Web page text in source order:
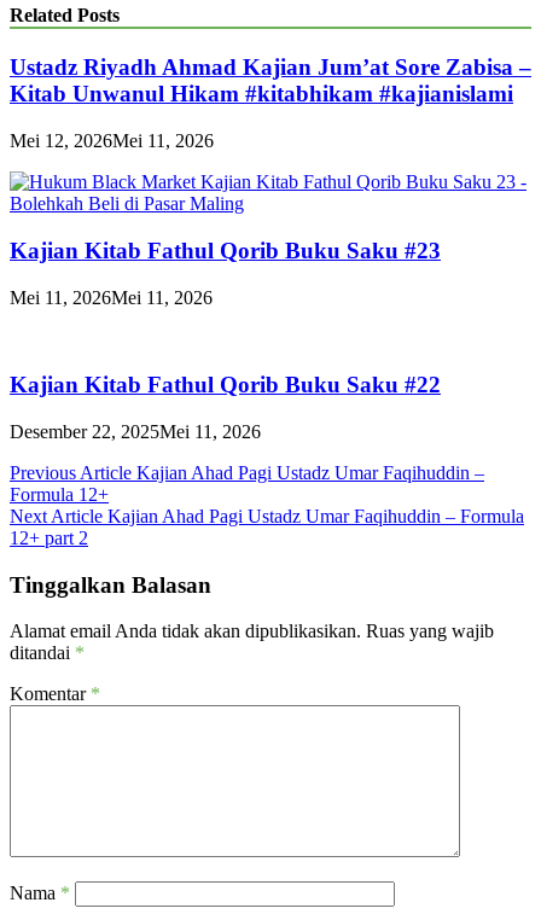
Related Posts
Ustadz Riyadh Ahmad Kajian Jum’at Sore Zabisa –
Kitab Unwanul Hikam #kitabhikam #kajianislami
Mei 12, 2026Mei 11, 2026
Kajian Kitab Fathul Qorib Buku Saku #23
Mei 11, 2026Mei 11, 2026
Kajian Kitab Fathul Qorib Buku Saku #22
Desember 22, 2025Mei 11, 2026
Navigasi
pos
Previous Article Kajian Ahad Pagi Ustadz Umar Faqihuddin –
Formula 12+
Next Article Kajian Ahad Pagi Ustadz Umar Faqihuddin – Formula
12+ part 2
Tinggalkan Balasan
Alamat email Anda tidak akan dipublikasikan. Ruas yang wajib
ditandai *
Komentar *
Nama *